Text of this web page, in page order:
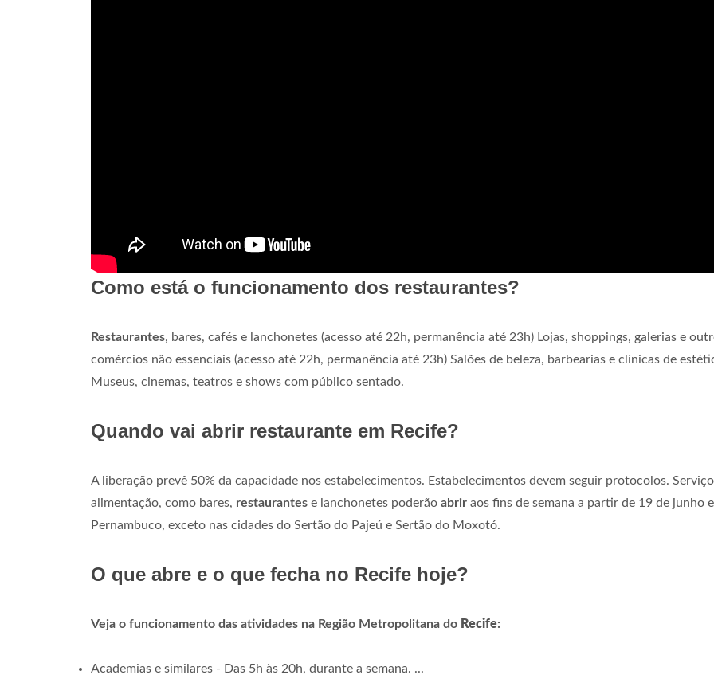
Como está o funcionamento dos restaurantes?
Restaurantes, bares, cafés e lanchonetes (acesso até 22h, permanência até 23h) Lojas, shoppings, galerias e
comércios não essenciais (acesso até 22h, permanência até 23h) Salões de beleza, barbearias e clínicas de
Museus, cinemas, teatros e shows com público sentado.
Quando vai abrir restaurante em Recife?
A liberação prevê 50% da capacidade nos estabelecimentos. Estabelecimentos devem seguir protocolos.
alimentação, como bares, restaurantes e lanchonetes poderão abrir aos fins de semana a partir de 19 de junho
Pernambuco, exceto nas cidades do Sertão do Pajeú e Sertão do Moxotó.
O que abre e o que fecha no Recife hoje?
Veja o funcionamento das atividades na Região Metropolitana do Recife:
Academias e similares - Das 5h às 20h, durante a semana. ...